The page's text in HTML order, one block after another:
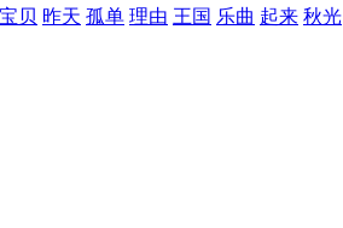
宝贝 昨天 孤单 理由 王国 乐曲 起来 秋光